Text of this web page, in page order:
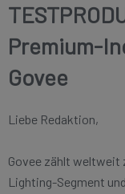
Premium-
Govee
Liebe Redaktion,
Govee zählt weltweit
Lighting-Segment